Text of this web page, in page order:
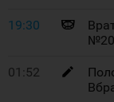
19:30
№20
01:52